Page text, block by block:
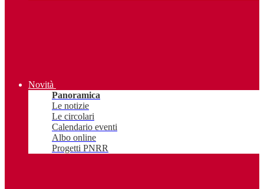
Novità
Panoramica
Le notizie
Le circolari
Calendario eventi
Albo online
Progetti PNRR